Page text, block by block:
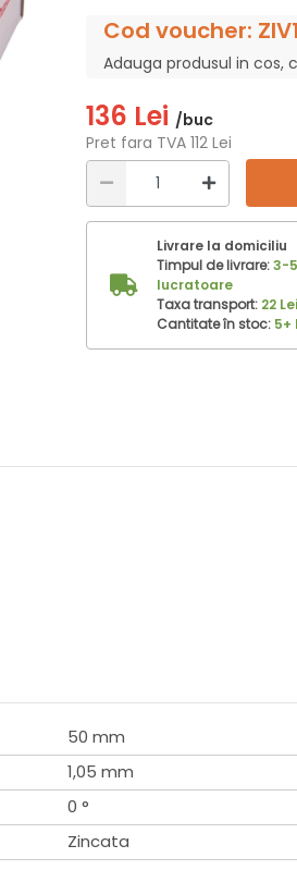
Cod voucher:
Adauga produsul in cos,
136 Lei /buc
Pret fara TVA 112 Lei
Livrare la domiciliu
Timpul de livrare:3-
lucratoare
Taxa transport: 22 Lei
Cantitate în stoc: 5+
50 mm
1,05 mm
0 °
Zincata